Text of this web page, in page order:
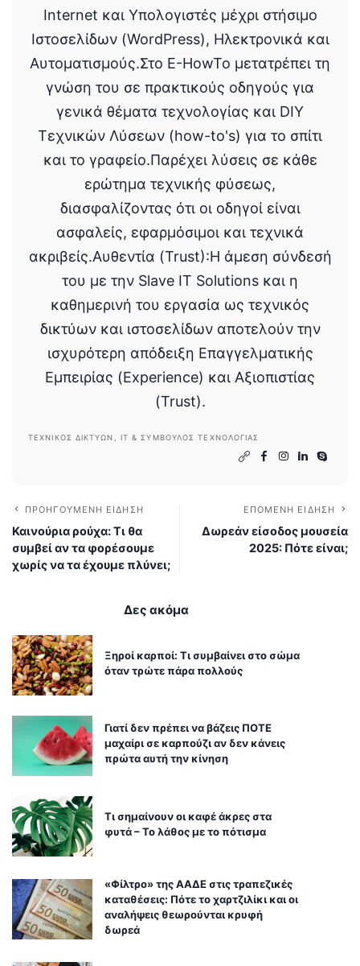
Internet και Υπολογιστές μέχρι στήσιμο
Ιστοσελίδων (WordPress), Ηλεκτρονικά και
Αυτοματισμούς.Στο E-HowTo μετατρέπει τη
γνώση του σε πρακτικούς οδηγούς για
γενικά θέματα τεχνολογίας και DIY
Τεχνικών Λύσεων (how-to's) για το σπίτι
και το γραφείο.Παρέχει λύσεις σε κάθε
ερώτημα τεχνικής φύσεως,
διασφαλίζοντας ότι οι οδηγοί είναι
ασφαλείς, εφαρμόσιμοι και τεχνικά
ακριβείς.Αυθεντία (Trust):Η άμεση σύνδεσή
του με την Slave IT Solutions και η
καθημερινή του εργασία ως τεχνικός
δικτύων και ιστοσελίδων αποτελούν την
ισχυρότερη απόδειξη Επαγγελματικής
Εμπειρίας (Experience) και Αξιοπιστίας
(Trust).
ΤΕΧΝΙΚΌΣ ΔΙΚΤΎΩΝ, IT & ΣΎΜΒΟΥΛΟΣ ΤΕΧΝΟΛΟΓΊΑΣ
ΠΡΟΗΓΟΎΜΕΝΗ ΕΊΔΗΣΗ
Καινούρια ρούχα: Τι θα
συμβεί αν τα φορέσουμε
χωρίς να τα έχουμε πλύνει;
ΕΠΌΜΕΝΗ ΕΊΔΗΣΗ
Δωρεάν είσοδος μουσεία
2025: Πότε είναι;
Δες ακόμα
Ξηροί καρποί: Τι συμβαίνει στο σώμα
όταν τρώτε πάρα πολλούς
Γιατί δεν πρέπει να βάζεις ΠΟΤΕ
μαχαίρι σε καρπούζι αν δεν κάνεις
πρώτα αυτή την κίνηση
Τι σημαίνουν οι καφέ άκρες στα
φυτά – Το λάθος με το πότισμα
«Φίλτρο» της ΑΑΔΕ στις τραπεζικές
καταθέσεις: Πότε το χαρτζιλίκι και οι
αναλήψεις θεωρούνται κρυφή
δωρεά